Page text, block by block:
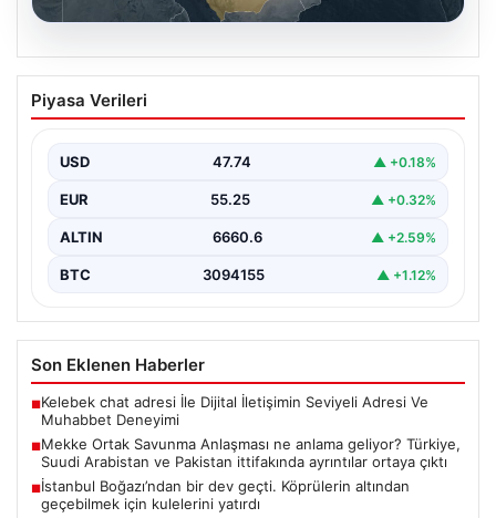
07.08.2026
Mekke Ortak Savunma Anlaşması ne
anlama geliyor? Türkiye, Suudi
ayrıntılar ortaya çıktı
Piyasa Verileri
USD 47.74 ▲ +0.18%
EUR 55.25 ▲ +0.32%
ALTIN 6660.6 ▲ +2.59%
BTC 3094155 ▲ +1.12%
Son Eklenen Haberler
■Kelebek chat adresi İle Dijital İletişimin Seviyeli Adresi Ve
Muhabbet Deneyimi
■Mekke Ortak Savunma Anlaşması ne anlama geliyor? Türkiye,
Suudi Arabistan ve Pakistan ittifakında ayrıntılar ortaya çıktı
■İstanbul Boğazı’ndan bir dev geçti. Köprülerin altından
geçebilmek için kulelerini yatırdı